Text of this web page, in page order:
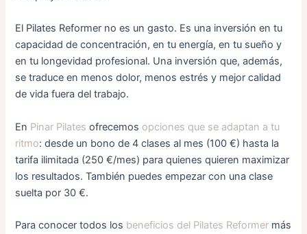
El Pilates Reformer no es un gasto. Es una inversión en tu
capacidad de concentración, en tu energía, en tu sueño y
en tu longevidad profesional. Una inversión que, además,
se traduce en menos dolor, menos estrés y mejor calidad
de vida fuera del trabajo.
En Pinar Pilates ofrecemos opciones que se adaptan a tu
ritmo: desde un bono de 4 clases al mes (100 €) hasta la
tarifa ilimitada (250 €/mes) para quienes quieren maximizar
los resultados. También puedes empezar con una clase
suelta por 30 €.
Para conocer todos los beneficios del Pilates Reformer más